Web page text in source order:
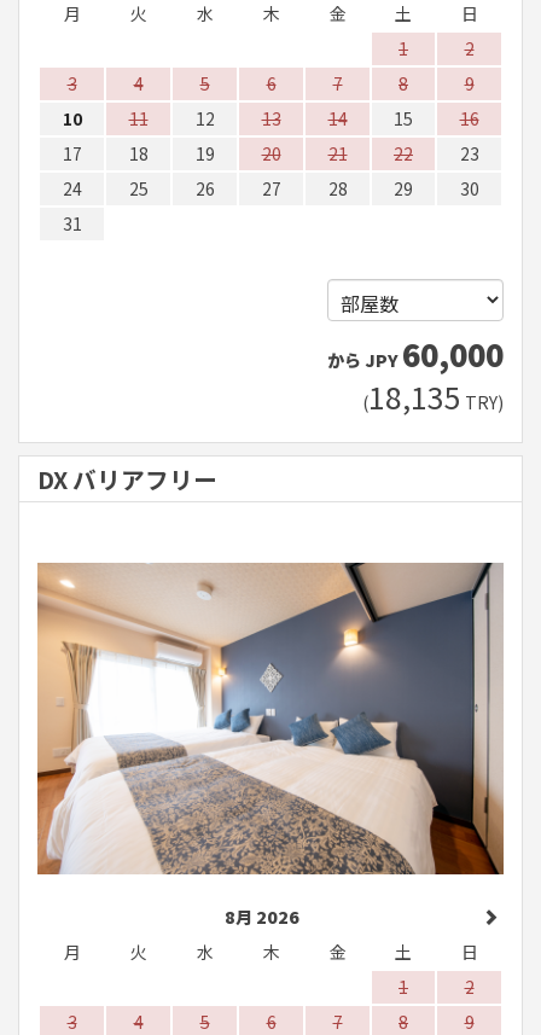
月
火 水 木 金 土
日
1
2
3
4 5 6 7 8
9
10
11 12 13 14 15
16
17
18 19 20 21 22
23
24
25 26 27 28 29
30
31
から JPY 60,000
(18,135 TRY)
DX バリアフリー
8月 2026
月
火 水 木 金 土
日
1
2
3
4 5 6 7 8
9